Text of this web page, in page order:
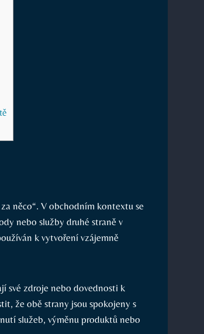
něco“. V obchodním kontextu se
nebo služby druhé straně v
k vytvoření vzájemně
své zdroje nebo dovednosti k
že obě strany jsou spokojeny s
služeb, výměnu produktů nebo